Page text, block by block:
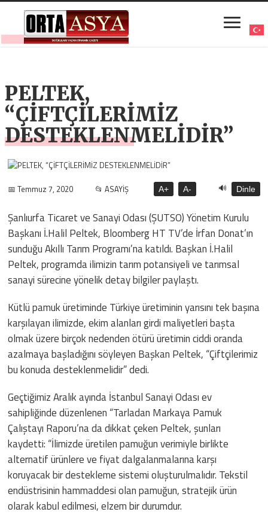
PELTEK,
“ÇİFTÇİLERİMİZ
DESTEKLENMELİDİR”
📅 Temmuz 7, 2020 📂 ASAYİŞ A+ A- 🔊 Dinle
Şanlıurfa Ticaret ve Sanayi Odası (ŞUTSO) Yönetim Kurulu
Başkanı İ.Halil Peltek, Bloomberg HT TV’de İrfan Donat’ın
sunduğu Akıllı Tarım Programı’na katıldı. Başkan İ.Halil
Peltek, programda ilimizin tarım potansiyeli ve tarımsal
sanayi sürecine yönelik detay bilgiler paylaştı.
Kütlü pamuk üretiminde Türkiye üretiminin yarısını tek başına
karşılayan ilimizde, ekim alanları girdi maliyetleri başta
olmak üzere birçok nedenden ötürü üretimin ciddi oranda
azalmaya başladığını söyleyen Başkan Peltek, “Çiftçilerimiz
bu konuda desteklenmelidir” dedi.
Geçtiğimiz Aralık ayında İstanbul Sanayi Odası ev
sahipliğinde düzenlenen “Tarladan Markaya Pamuk
Çalıştayı Raporu’na da dikkat çeken Peltek, şunları
kaydetti: “İlimizde üretilen pamuğun verimiyle birlikte
alternatif ürünlere ve fiyat dalgalanmalarına karşı
koruyacak bir destekleme sistemi oluşturulmalıdır. Tekstil
endüstrisinin hammaddesi olan pamuğun, stratejik ürün
olarak kabul edilmesi, elzem bir durumdur.